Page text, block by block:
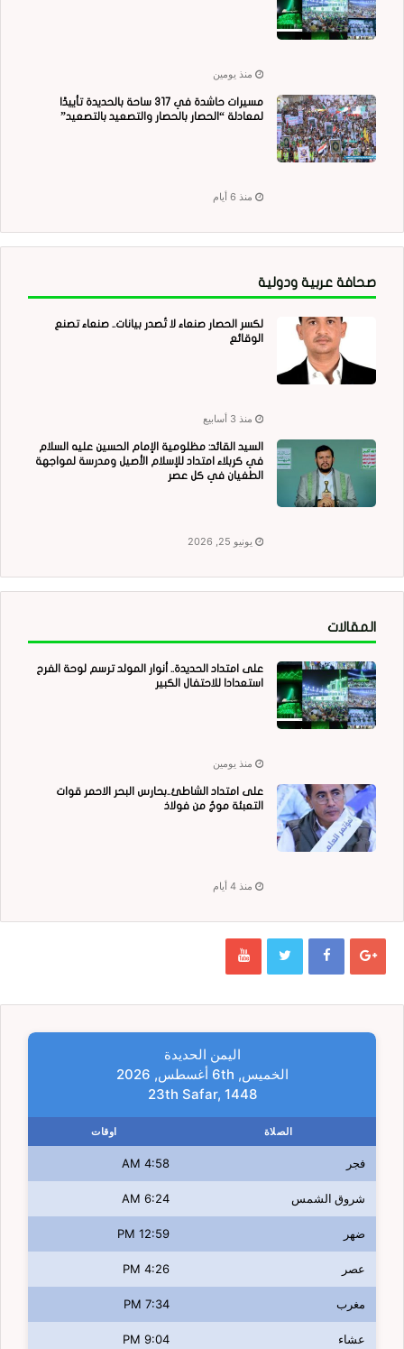
منذ يومين
مسيرات حاشدة في 317 ساحة بالحديدة تأييدًا
لمعادلة “الحصار بالحصار والتصعيد بالتصعيد”
منذ 6 أيام
صحافة عربية ودولية
لكسر الحصار صنعاء لا تُصدر بيانات.. صنعاء تصنع
الوقائع
منذ 3 أسابيع
السيد القائد: مظلومية الإمام الحسين عليه السلام
في كربلاء امتداد للإسلام الأصيل ومدرسة لمواجهة
الطغيان في كل عصر
يونيو 25, 2026
المقالات
على امتداد الحديدة.. أنوار المولد ترسم لوحة الفرح
استعدادا للاحتفال الكبير
منذ يومين
على امتداد الشاطئ..بحارس البحر الاحمر قوات
التعبئة موجٌ من فولاذ
منذ 4 أيام
اليمن الحديدة
الخميس, 6th أغسطس, 2026
23th Safar, 1448
الصلاة اوقات
فجر 4:58 AM
شروق الشمس 6:24 AM
ضهر 12:59 PM
عصر 4:26 PM
مغرب 7:34 PM
عشاء 9:04 PM